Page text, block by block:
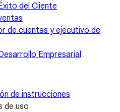
del Cliente
de cuentas y ejecutivo de
Empresarial
de instrucciones
de uso